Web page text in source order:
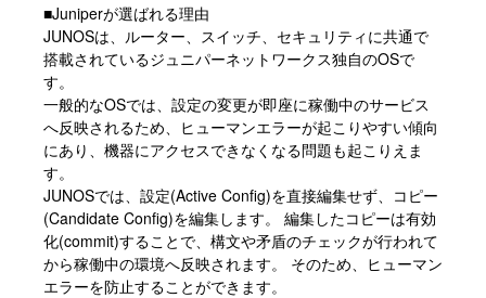
■Juniperが選ばれる理由
JUNOSは、ルーター、スイッチ、セキュリティに共通で
搭載されているジュニパーネットワークス独自のOSで
す。
一般的なOSでは、設定の変更が即座に稼働中のサービス
へ反映されるため、ヒューマンエラーが起こりやすい傾向
にあり、機器にアクセスできなくなる問題も起こりえま
す。
JUNOSでは、設定(Active Config)を直接編集せず、コピー
(Candidate Config)を編集します。 編集したコピーは有効
化(commit)することで、構文や矛盾のチェックが行われて
から稼働中の環境へ反映されます。 そのため、ヒューマン
エラーを防止することができます。